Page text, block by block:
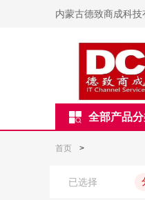
内蒙古德致商成科技
全部产品
首页 >
已选择